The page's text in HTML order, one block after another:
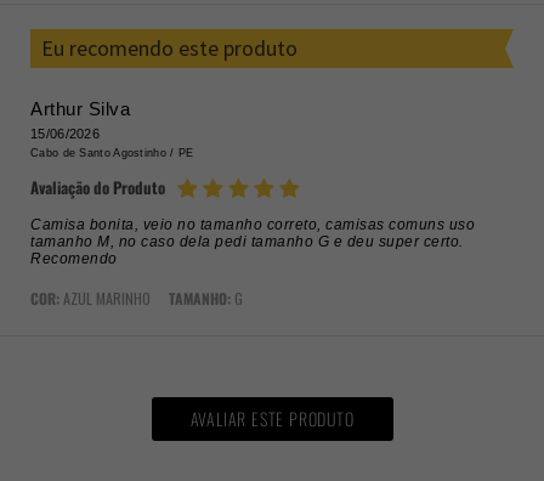
Eu recomendo este produto
Arthur Silva
15/06/2026
Cabo de Santo Agostinho / PE
Avaliação do Produto
Camisa bonita, veio no tamanho correto, camisas comuns uso
tamanho M, no caso dela pedi tamanho G e deu super certo.
Recomendo
COR:AZUL MARINHO TAMANHO: G
AVALIAR ESTE PRODUTO